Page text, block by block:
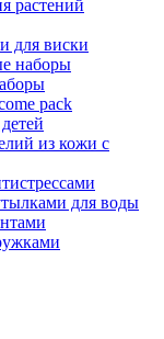
растений
для виски
наборы
pack
из кожи с
для воды